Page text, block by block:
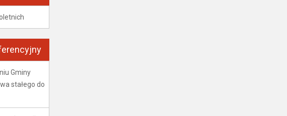
Gminy
stałego do